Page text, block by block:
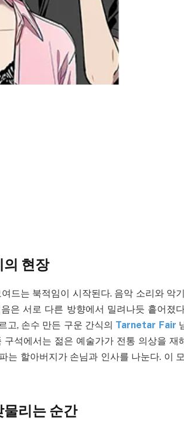
의 현장
드는 북적임이 시작된다. 음악 소리와 악
은 서로 다른 방향에서 밀려나듯 흩어졌
고, 손수 만든 구운 간식의 Tarnetar Fair
석에서는 젊은 예술가가 전통 의상을 재
는 할아버지가 손님과 인사를 나눈다. 이
리는 순간